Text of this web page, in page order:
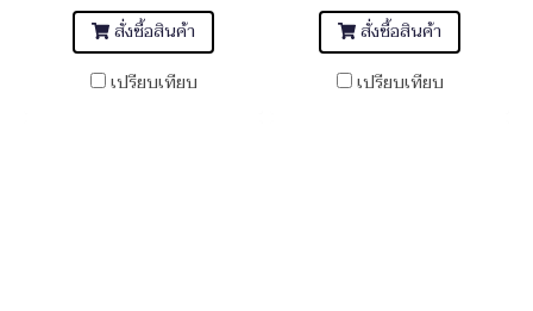
สั่งซื้อสินค้า
เปรียบเทียบ
สั่งซื้อสินค้า
เปรียบเทียบ